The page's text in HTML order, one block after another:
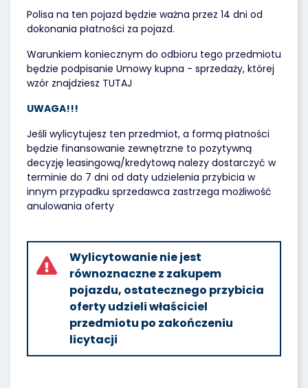
Polisa na ten pojazd będzie ważna przez 14 dni od
dokonania płatności za pojazd.
Warunkiem koniecznym do odbioru tego przedmiotu
będzie podpisanie Umowy kupna - sprzedaży, której
wzór znajdziesz TUTAJ
UWAGA!!!
Jeśli wylicytujesz ten przedmiot, a formą płatności
będzie finansowanie zewnętrzne to pozytywną
decyzję leasingową/kredytową nalezy dostarczyć w
terminie do 7 dni od daty udzielenia przybicia w
innym przypadku sprzedawca zastrzega możliwość
anulowania oferty
Wylicytowanie nie jest
równoznaczne z zakupem
pojazdu, ostatecznego przybicia
oferty udzieli właściciel
przedmiotu po zakończeniu
licytacji